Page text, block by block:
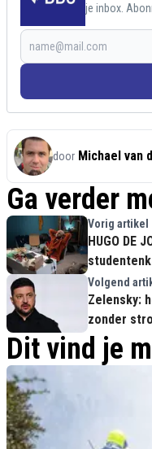
je inbox.
door Michael van
Ga verder
Vorig artikel
HUGO DE
wanbeleid!
Volgend
Zelensky:
zonder
Dit vind je